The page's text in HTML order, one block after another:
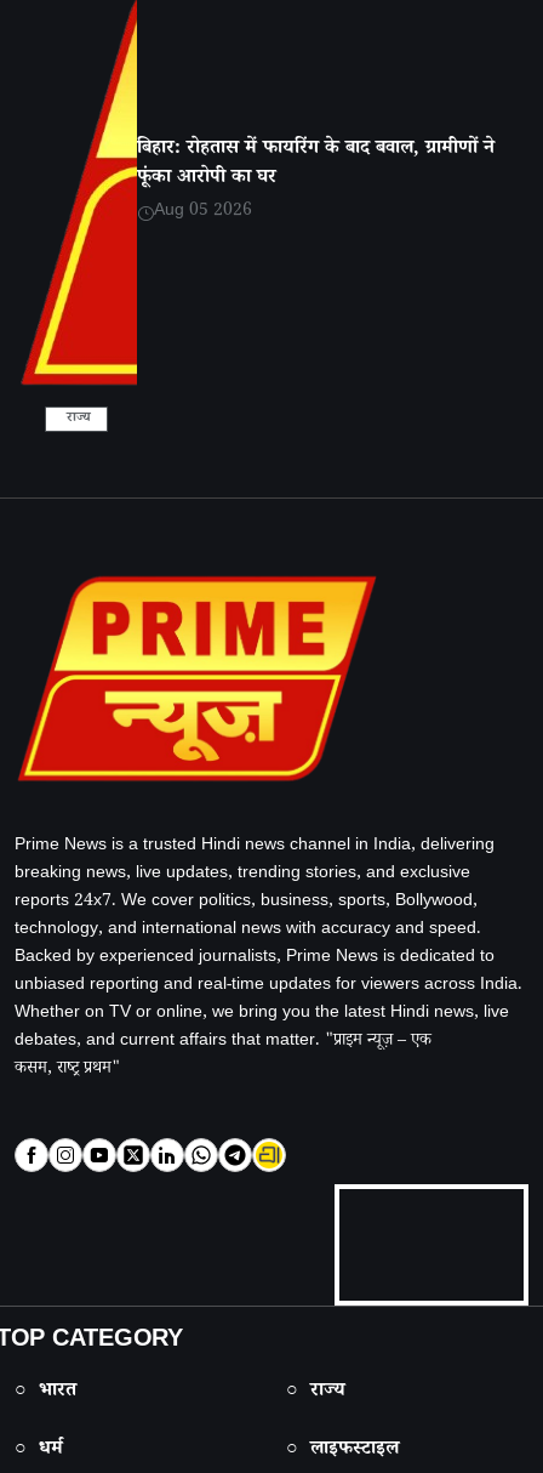
राज्य
बिहार: रोहतास में फायरिंग के बाद बवाल, ग्रामीणों ने
फूंका आरोपी का घर
Aug 05 2026
Prime News is a trusted Hindi news channel in India, delivering
breaking news, live updates, trending stories, and exclusive
reports 24x7. We cover politics, business, sports, Bollywood,
technology, and international news with accuracy and speed.
Backed by experienced journalists, Prime News is dedicated to
unbiased reporting and real-time updates for viewers across India.
Whether on TV or online, we bring you the latest Hindi news, live
debates, and current affairs that matter. "प्राइम न्यूज़ – एक
कसम, राष्ट्र प्रथम"
CATEGORY
○ भारत
○ राज्य
○ धर्म
○ लाइफस्टाइल